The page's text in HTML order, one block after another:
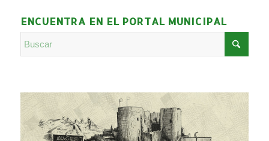
ENCUENTRA EN EL PORTAL MUNICIPAL